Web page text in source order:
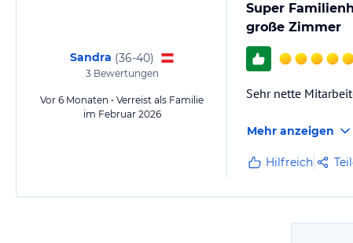
Sandra (36-40)
3Bewertungen
Vor 6 Monaten • Verreist als Familie
im Februar 2026
Super
große Zimmer
Sehr nette
Mehr anzeigen
Hilfreich